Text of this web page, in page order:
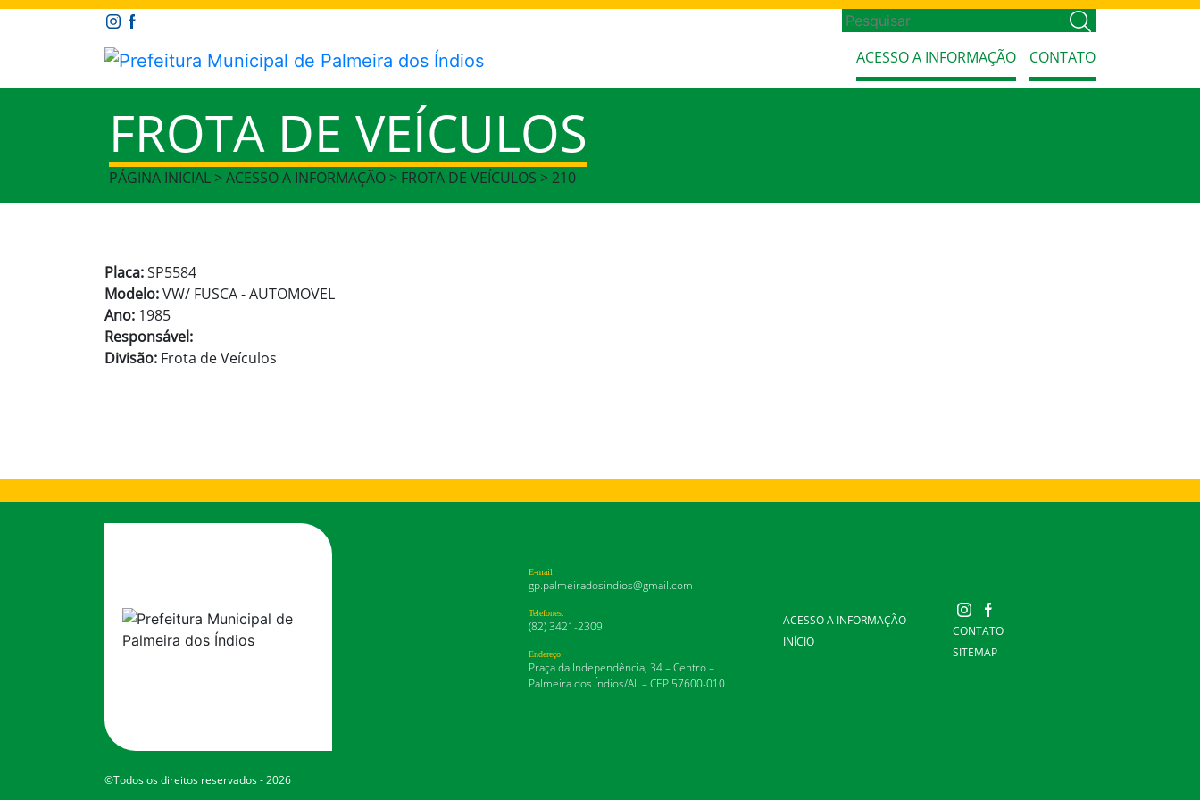
ACESSO A INFORMAÇÃO CONTATO
FROTA DE VEÍCULOS
PÁGINA INICIAL > ACESSO A INFORMAÇÃO > FROTA DE VEÍCULOS > 210
Placa:SP5584
Modelo:VW/ FUSCA - AUTOMOVEL
Ano: 1985
Responsável:
Divisão: Frota de Veículos
E-mail
gp.palmeiradosindios@gmail.com
Telefones:
(82) 3421-2309
Endereço:
Praça da Independência, 34 – Centro –
Palmeira dos Índios/AL – CEP 57600-010
ACESSO A INFORMAÇÃO
INÍCIO
CONTATO
SITEMAP
©Todos os direitos reservados - 2026